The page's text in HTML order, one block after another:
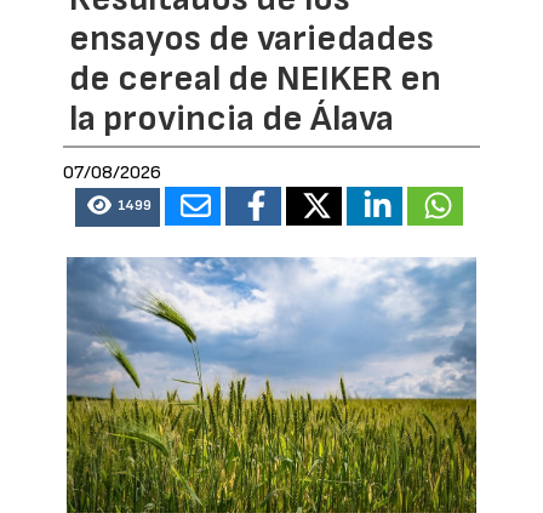
ensayos de variedades
de cereal de NEIKER en
la provincia de Álava
07/08/2026
1499